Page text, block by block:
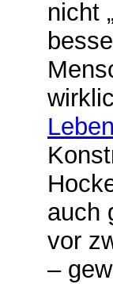
nicht
auch
vor
–